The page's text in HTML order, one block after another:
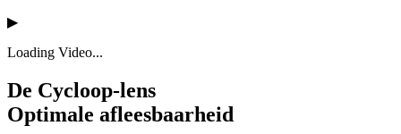
▶
Loading Video...
De Cycloop-lens
Optimale afleesbaarheid